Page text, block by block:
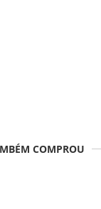
COMPROU